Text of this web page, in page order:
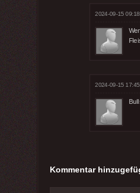
2024-09-15
2024-09-15
Kommentar